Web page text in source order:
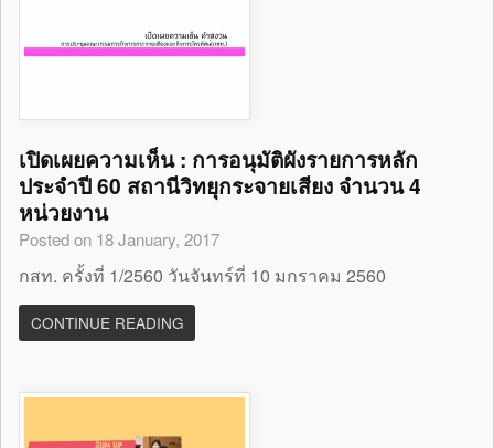
เปิดเผยความเห็น : การอนุมัติผังรายการหลัก
ประจำปี 60 สถานีวิทยุกระจายเสียง จำนวน 4
หน่วยงาน
Posted on 18 January, 2017
กสท. ครั้งที่ 1/2560 วันจันทร์ที่ 10 มกราคม 2560
CONTINUE READING